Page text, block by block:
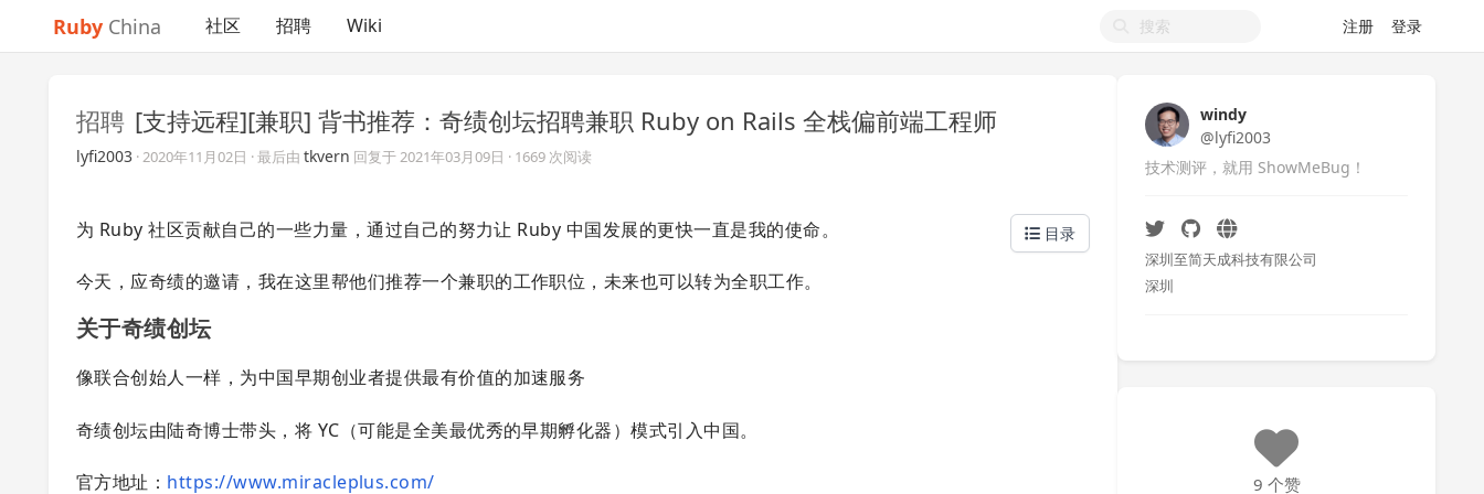
Ruby China 社区 招聘 Wiki 注册 登录
招聘 [支持远程][兼职] 背书推荐：奇绩创坛招聘兼职 Ruby on Rails 全栈偏前端工程师
lyfi2003 ·2020年11月02日 · 最后由 tkvern 回复于2021年03月09日 · 1669 次阅读
目录
为 Ruby 社区贡献自己的一些力量，通过自己的努力让 Ruby 中国发展的更快一直是我的使命。
今天，应奇绩的邀请，我在这里帮他们推荐一个兼职的工作职位，未来也可以转为全职工作。
关于奇绩创坛
像联合创始人一样，为中国早期创业者提供最有价值的加速服务
奇绩创坛由陆奇博士带头，将 YC（可能是全美最优秀的早期孵化器）模式引入中国。
官方地址： https://www.miracleplus.com/
windy
@lyfi2003
技术测评，就用 ShowMeBug！
深圳至简天成科技有限公司
深圳
9 个赞